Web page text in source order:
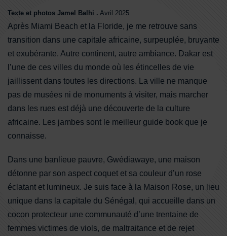
Texte et photos Jamel Balhi . Avril 2025
Après Miami Beach et la Floride, je me retrouve sans
transition dans une capitale africaine, surpeuplée, bruyante
et exubérante. Autre continent, autre ambiance. Dakar est
l’une de ces villes du monde où les étincelles de vie
jaillissent dans toutes les directions. La ville ne manque
pas de musées ni de monuments à visiter, mais marcher
dans les rues est déjà une découverte de la culture
africaine. Les jambes sont le meilleur guide book que je
connaisse.
Dans une banlieue pauvre, Gwédiawaye, une maison
détonne par son aspect coquet et sa couleur d’un rose
éclatant et lumineux. Je suis face à la Maison Rose, un lieu
unique dans la capitale du Sénégal, qui accueille dans un
cocon protecteur une communauté d’une trentaine de
femmes victimes de viols, de maltraitance et de rejet